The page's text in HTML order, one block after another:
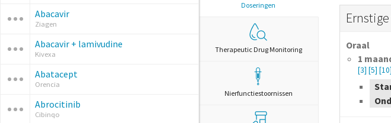
Abacavir
Ziagen
Abacavir + lamivudine
Kivexa
Abatacept
Orencia
Abrocitinib
Cibinqo
Doseringen
Therapeutic Drug Monitoring
Nierfunctiestoornissen
Oraal
1
[3] [5] [10]